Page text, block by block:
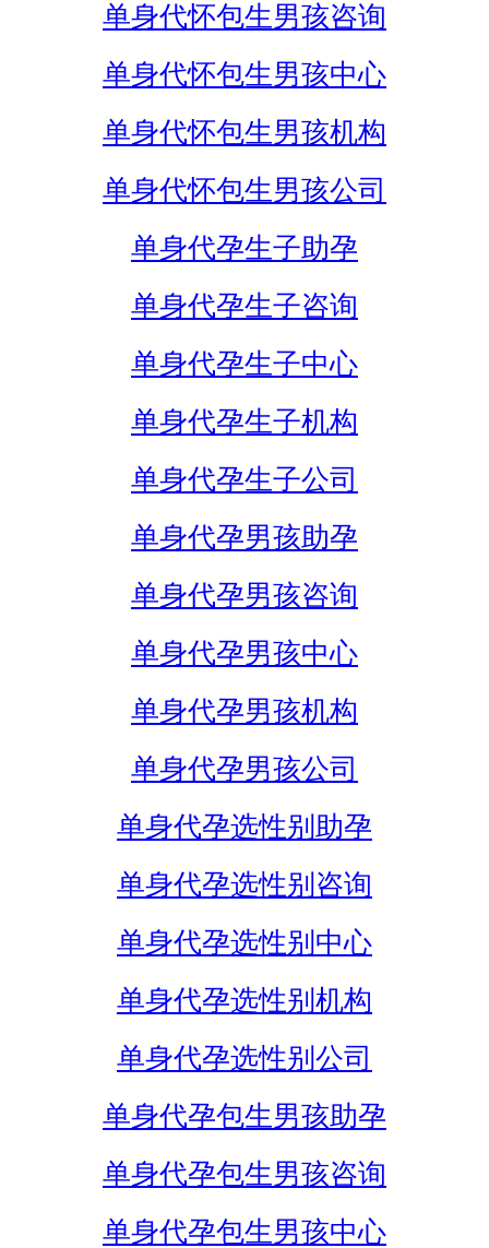
单身代怀包生男孩咨询
单身代怀包生男孩中心
单身代怀包生男孩机构
单身代怀包生男孩公司
单身代孕生子助孕
单身代孕生子咨询
单身代孕生子中心
单身代孕生子机构
单身代孕生子公司
单身代孕男孩助孕
单身代孕男孩咨询
单身代孕男孩中心
单身代孕男孩机构
单身代孕男孩公司
单身代孕选性别助孕
单身代孕选性别咨询
单身代孕选性别中心
单身代孕选性别机构
单身代孕选性别公司
单身代孕包生男孩助孕
单身代孕包生男孩咨询
单身代孕包生男孩中心